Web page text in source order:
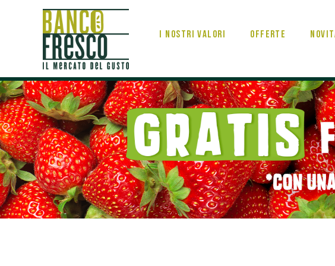
I nostri valori Offerte